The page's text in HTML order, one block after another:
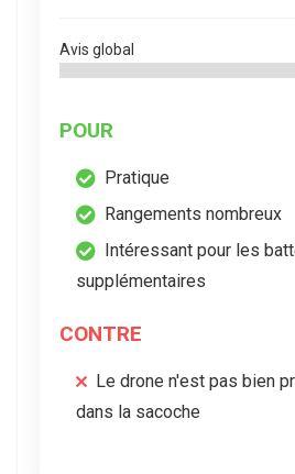
Avis global
POUR
Pratique
Rangements nombreux
Intéressant pour les
supplémentaires
CONTRE
Le drone n'est pas bien
dans la sacoche